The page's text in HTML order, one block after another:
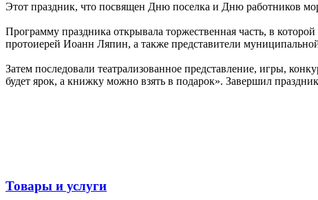
Этот праздник, что посвящен Дню поселка и Дню работников
Программу праздника открывала торжественная часть, в
протоиерей Иоанн Ляпин, а также представители
Затем последовали театрализованное представление, игры,
будет ярок, а книжку можно взять в подарок». Завершил
Товары и услуги